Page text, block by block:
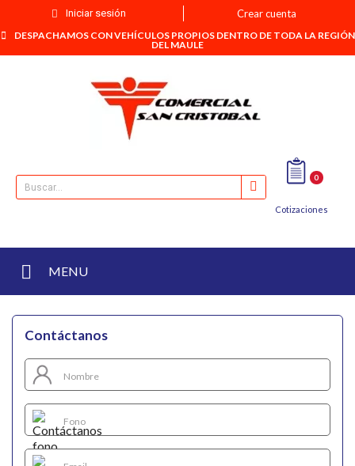
Iniciar sesión Crear cuenta
DESPACHAMOS CON VEHÍCULOS PROPIOS DENTRO DE TODA LA REGIÓN
DEL MAULE
0
Cotizaciones
MENU
Contáctanos